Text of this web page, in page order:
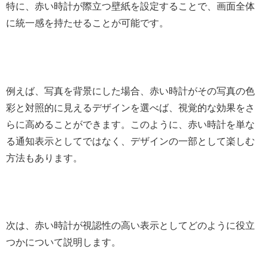
特に、赤い時計が際立つ壁紙を設定することで、画面全体
に統一感を持たせることが可能です。
例えば、写真を背景にした場合、赤い時計がその写真の色
彩と対照的に見えるデザインを選べば、視覚的な効果をさ
らに高めることができます。このように、赤い時計を単な
る通知表示としてではなく、デザインの一部として楽しむ
方法もあります。
次は、赤い時計が視認性の高い表示としてどのように役立
つかについて説明します。